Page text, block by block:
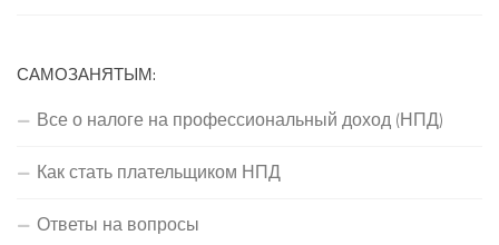
САМОЗАНЯТЫМ:
Все о налоге на профессиональный доход (НПД)
Как стать плательщиком НПД
Ответы на вопросы